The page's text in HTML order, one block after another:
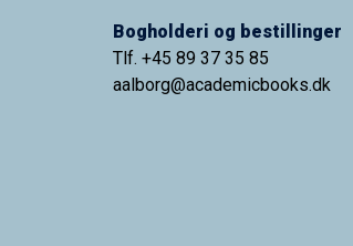
Bogholderi og bestillinger
Tlf. +45 89 37 35 85
aalborg@academicbooks.dk